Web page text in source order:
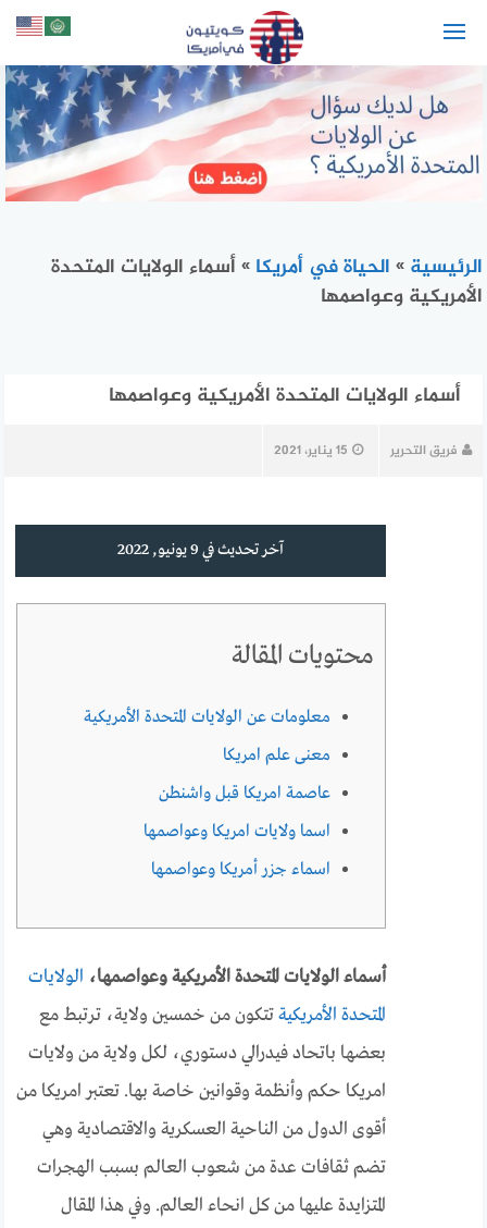
الرئيسية » الحياة في أمريكا »أسماء الولايات المتحدة
الأمريكية وعواصمها
أسماء الولايات المتحدة الأمريكية وعواصمها
فريق التحرير 15 يناير، 2021
آخر تحديث في 9 يونيو, 2022
محتويات المقالة
معلومات عن الولايات المتحدة الأمريكية
معنى علم امريكا
عاصمة امريكا قبل واشنطن
اسما ولايات امريكا وعواصمها
اسماء جزر أمريكا وعواصمها
أسماء الولايات المتحدة الأمريكية وعواصمها، الولايات
المتحدة الأمريكيةتتكون من خمسين ولاية، ترتبط مع
بعضها باتحاد فيدرالي دستوري، لكل ولاية من ولايات
امريكا حكم وأنظمة وقوانين خاصة بها. تعتبر امريكا من
أقوى الدول من الناحية العسكرية والاقتصادية وهي
تضم ثقافات عدة من شعوب العالم بسبب الهجرات
المتزايدة عليها من كل انحاء العالم. وفي هذا المقال